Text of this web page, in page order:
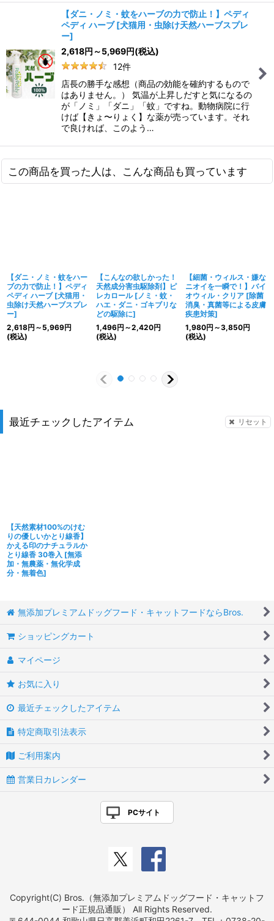
【ダニ・ノミ・蚊をハーブの力で防止！】ペディ
ペディ ハーブ [犬猫用・虫除け天然ハーブスプレ
ー]
2,618円 ～5,969円(税込)
12件
店長の勝手な感想（商品の効能を確約するもので
はありません。） 気温が上昇しだすと気になるの
が「ノミ」「ダニ」「蚊」ですね。動物病院に行
けば【きょ〜りょく】な薬が売っています。それ
で良ければ、このよう…
この商品を買った人は、こんな商品も買っています
【ダニ・ノミ・蚊をハー
ブの力で防止！】ペディ
ペディ ハーブ [犬猫用・
虫除け天然ハーブスプレ
ー]
2,618円 ～5,969円
(税込)
【こんなの欲しかった！
天然成分害虫駆除剤】ピ
レカロール [ ノミ・蚊・
ハエ・ダニ・ゴキブリな
どの駆除に]
1,496円 ～2,420円
(税込)
【細菌・ウィルス・嫌な
ニオイを一瞬で！】バイ
オウィル・クリア [除菌
消臭・真菌等による皮膚
疾患対策]
1,980円 ～3,850円
(税込)
最近チェックしたアイテム リセット
【天然素材100%のけむ
りの優しいかとり線香】
かえる印のナチュラルか
とり線香 30巻入 [無添
加・無農薬・無化学成
分・無着色]
無添加プレミアムドッグフード・キャットフードならBros.
ショッピングカート
マイページ
お気に入り
最近チェックしたアイテム
特定商取引法表示
ご利用案内
営業日カレンダー
PCサイト
Copyright(C) Bros.（無添加プレミアムドッグフード・キャットフ
ード正規品通販） All Rights Reserved.